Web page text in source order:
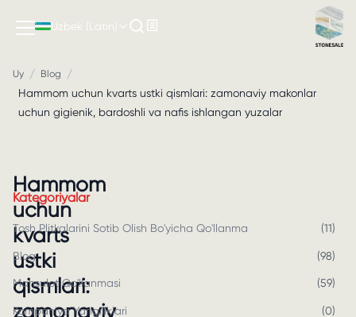
Uzbek (Latin)
Uy / Blog
/
Hammom uchun kvarts ustki qismlari: zamonaviy makonlar
uchun gigienik, bardoshli va nafis ishlangan yuzalar
Hammom
uchun
kvarts
ustki
qismlari:
zamonaviy
Kategoriyalar
Tosh Plitkalarini Sotib Olish Bo'yicha Qo'llanma (11)
Blog (98)
Mahsulot Qo'llanmasi (59)
Kompaniya Yangiliklari (0)